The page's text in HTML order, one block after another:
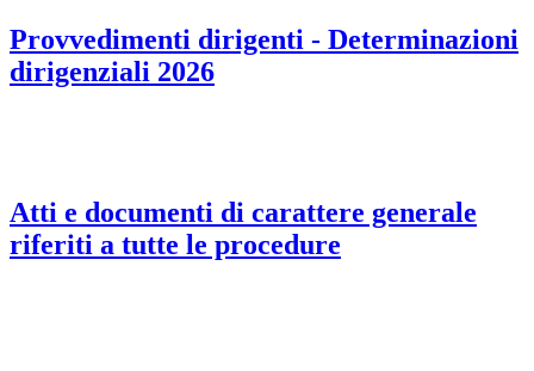
Provvedimenti dirigenti - Determinazioni
dirigenziali 2026
Atti e documenti di carattere generale
riferiti a tutte le procedure